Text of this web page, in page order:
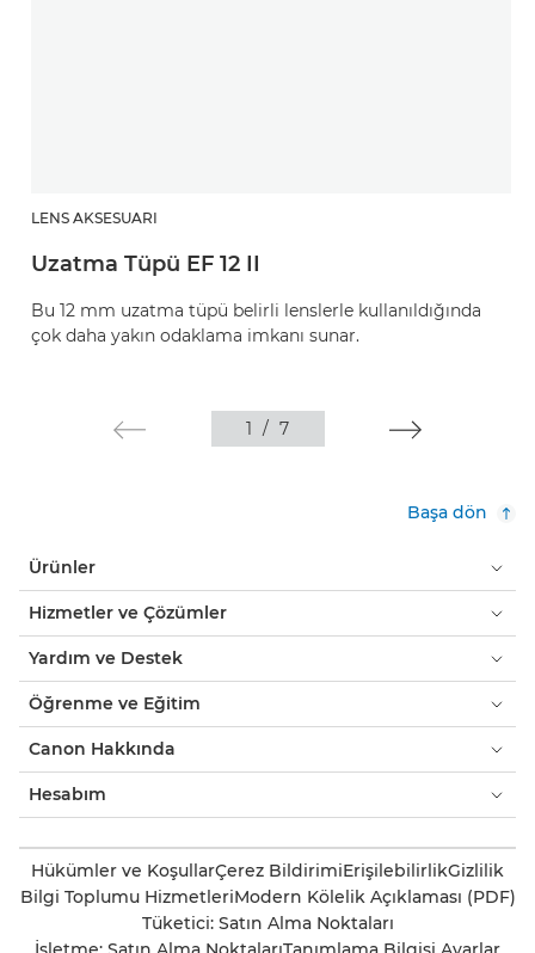
LENS AKSESUARI
Uzatma Tüpü EF 12 II
Bu 12 mm uzatma tüpü belirli lenslerle kullanıldığında
çok daha yakın odaklama imkanı sunar.
1 / 7
Başa dön
Ürünler
Hizmetler ve Çözümler
Yardım ve Destek
Öğrenme ve Eğitim
Canon Hakkında
Hesabım
Hükümler ve KoşullarÇerez BildirimiErişilebilirlikGizlilik
Bilgi Toplumu HizmetleriModern Kölelik Açıklaması (PDF)
Tüketici: Satın Alma Noktaları